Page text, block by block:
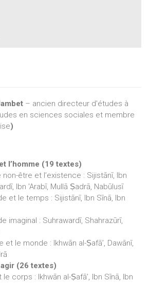
– ancien directeur d'études à
en sciences sociales et membre
)
l’homme (19 textes)
non-être et l’existence : Sijistānī, Ibn
Ibn 'Arabī, Mullā Ṣadrā, Nabūlusī
et le temps : Sijistānī, Ibn Sīnā, Ibn
imaginal : Suhrawardī, Shahrazūrī,
et le monde : Ikhwān al-Ṣafā’, Dawānī,
(26 textes)
corps : Ikhwān al-Ṣafā’, Ibn Sīnā, Ibn